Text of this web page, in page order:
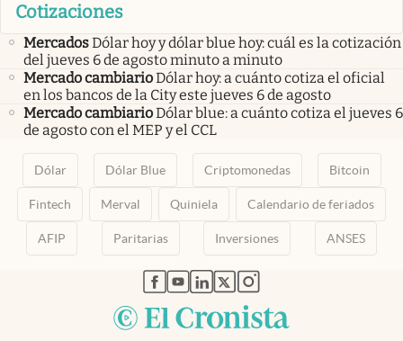
Cotizaciones
MercadosDólar hoy y dólar blue hoy: cuál es la cotización
del jueves 6 de agosto minuto a minuto
Mercado cambiarioDólar hoy: a cuánto cotiza el oficial
en los bancos de la City este jueves 6 de agosto
Mercado cambiarioDólar blue: a cuánto cotiza el jueves 6
de agosto con el MEP y el CCL
Dólar Dólar Blue Criptomonedas Bitcoin
Fintech Merval Quiniela Calendario de feriados
AFIP Paritarias Inversiones ANSES
abre en nueva pestaña
abre en nueva pestaña
abre en nueva pestaña
abre en nueva pestaña
abre en nueva pestaña